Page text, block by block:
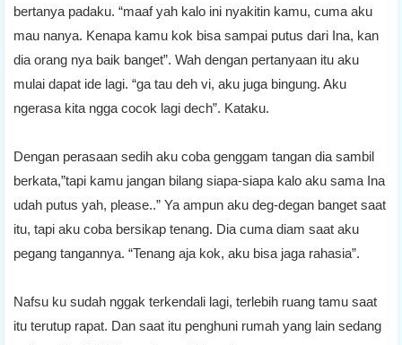
bertanya padaku. “maaf yah kalo ini nyakitin kamu, cuma aku
mau nanya. Kenapa kamu kok bisa sampai putus dari Ina, kan
dia orang nya baik banget”. Wah dengan pertanyaan itu aku
mulai dapat ide lagi. “ga tau deh vi, aku juga bingung. Aku
ngerasa kita ngga cocok lagi dech”. Kataku.
Dengan perasaan sedih aku coba genggam tangan dia sambil
berkata,”tapi kamu jangan bilang siapa-siapa kalo aku sama Ina
udah putus yah, please..” Ya ampun aku deg-degan banget saat
itu, tapi aku coba bersikap tenang. Dia cuma diam saat aku
pegang tangannya. “Tenang aja kok, aku bisa jaga rahasia”.
Nafsu ku sudah nggak terkendali lagi, terlebih ruang tamu saat
itu terutup rapat. Dan saat itu penghuni rumah yang lain sedang